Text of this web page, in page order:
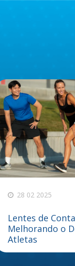
28 02 2025
Lentes de
Melhorando o
Atletas